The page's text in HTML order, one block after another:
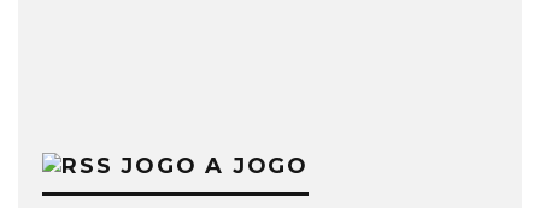
JOGO A JOGO